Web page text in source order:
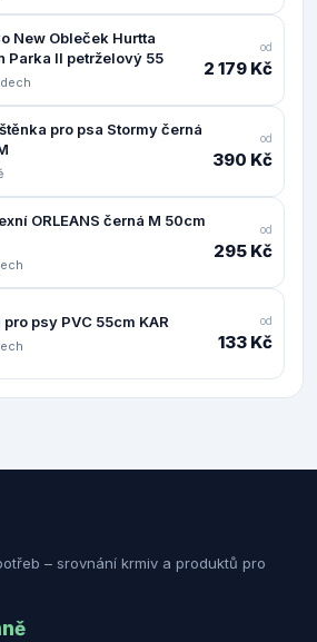
New Obleček Hurtta
Parka II petrželový 55
od
2 179 Kč
pro psa Stormy černá
od
390 Kč
ORLEANS černá M 50cm
od
295 Kč
psy PVC 55cm KAR od
133 Kč
– srovnání krmiv a produktů pro